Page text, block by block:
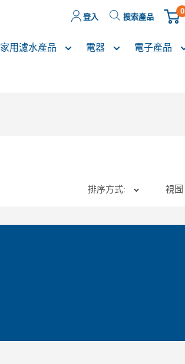
登入 搜索產品
0
家用濾水產品 電器 電子產品
排序方式: 視圖